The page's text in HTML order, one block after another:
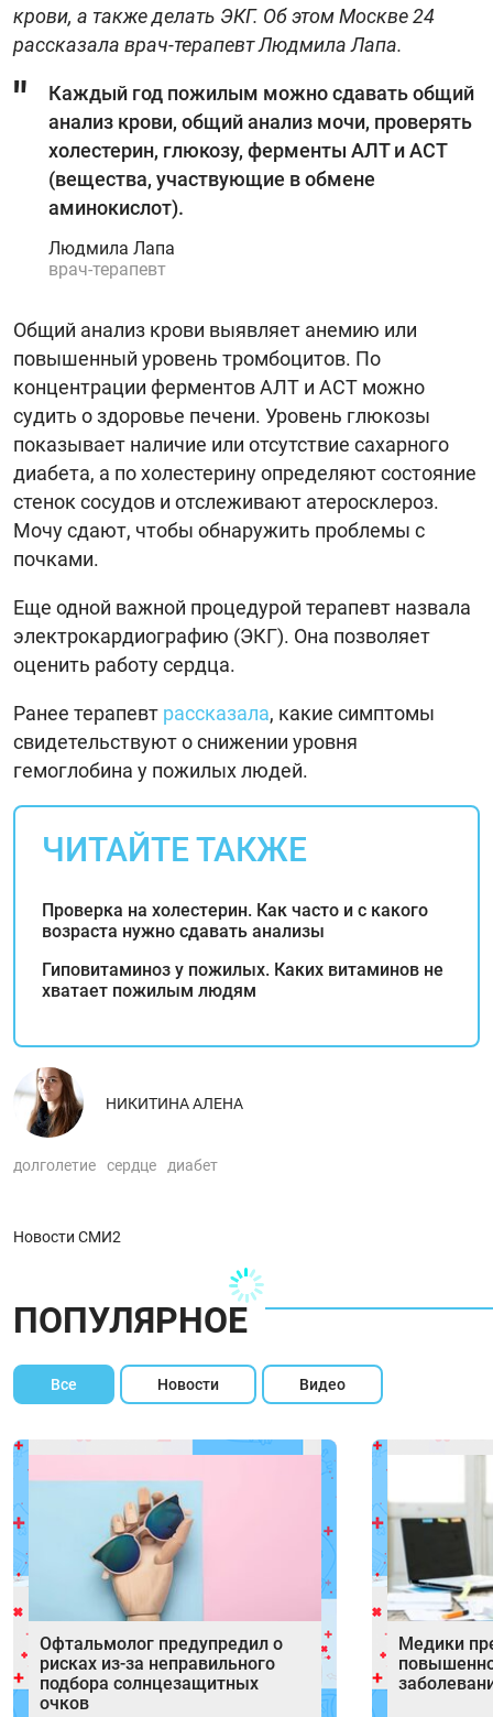
крови, а также делать ЭКГ. Об этом Москве 24
рассказала врач-терапевт Людмила Лапа.
Каждый год пожилым можно сдавать общий
анализ крови, общий анализ мочи, проверять
холестерин, глюкозу, ферменты АЛТ и АСТ
(вещества, участвующие в обмене
аминокислот).
Людмила Лапа
врач-терапевт
Общий анализ крови выявляет анемию или
повышенный уровень тромбоцитов. По
концентрации ферментов АЛТ и АСТ можно
судить о здоровье печени. Уровень глюкозы
показывает наличие или отсутствие сахарного
диабета, а по холестерину определяют состояние
стенок сосудов и отслеживают атеросклероз.
Мочу сдают, чтобы обнаружить проблемы с
почками.
Еще одной важной процедурой терапевт назвала
электрокардиографию (ЭКГ). Она позволяет
оценить работу сердца.
Ранее терапевт рассказала, какие симптомы
свидетельствуют о снижении уровня
гемоглобина у пожилых людей.
ЧИТАЙТЕ ТАКЖЕ
Проверка на холестерин. Как часто и с какого
возраста нужно сдавать анализы
Гиповитаминоз у пожилых. Каких витаминов не
хватает пожилым людям
НИКИТИНА АЛЕНА
долголетие сердце диабет
Новости СМИ2
ПОПУЛЯРНОЕ
Все Новости Видео
Офтальмолог предупредил о
рисках из-за неправильного
подбора солнцезащитных
очков
Медики